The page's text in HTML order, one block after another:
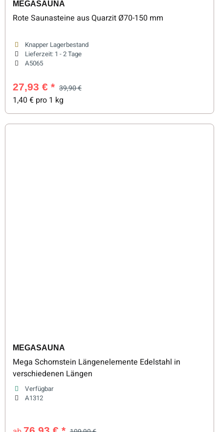
MEGASAUNA
Rote Saunasteine aus Quarzit Ø70-150 mm
Knapper Lagerbestand
Lieferzeit: 1 - 2 Tage
A5065
27,93 € * 39,90 €
1,40 € pro 1 kg
MEGASAUNA
Mega Schornstein Längenelemente Edelstahl in
verschiedenen Längen
Verfügbar
A1312